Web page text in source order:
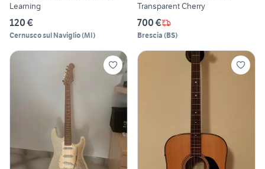
Learning
120 €
Cernusco sul Naviglio(MI)
Transparent Cherry
700 €
Brescia (BS)